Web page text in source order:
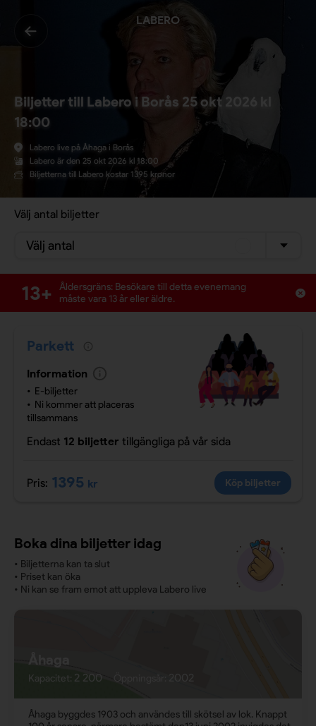
LABERO
Biljetter till Labero i Borås 25 okt 2026 kl
18:00
Labero live på Åhaga i Borås
Labero är den 25 okt 2026 kl 18:00
Biljetterna till Labero kostar 1395 kronor
Välj antal biljetter
Välj antal
13+
Åldersgräns: Besökare till detta evenemang
måste vara 13 år eller äldre.
Parkett
Information
E-biljetter
Ni kommer att placeras
tillsammans
Endast 12 biljetter tillgängliga på vår sida
Pris: 1395 kr Köp biljetter
Boka dina biljetter idag
• Biljetterna kan ta slut
• Priset kan öka
• Ni kan se fram emot att uppleva Labero live
Åhaga
Kapacitet: 2 200 Öppningsår:
Åhaga byggdes 1903 och användes till skötsel av lok. Knappt